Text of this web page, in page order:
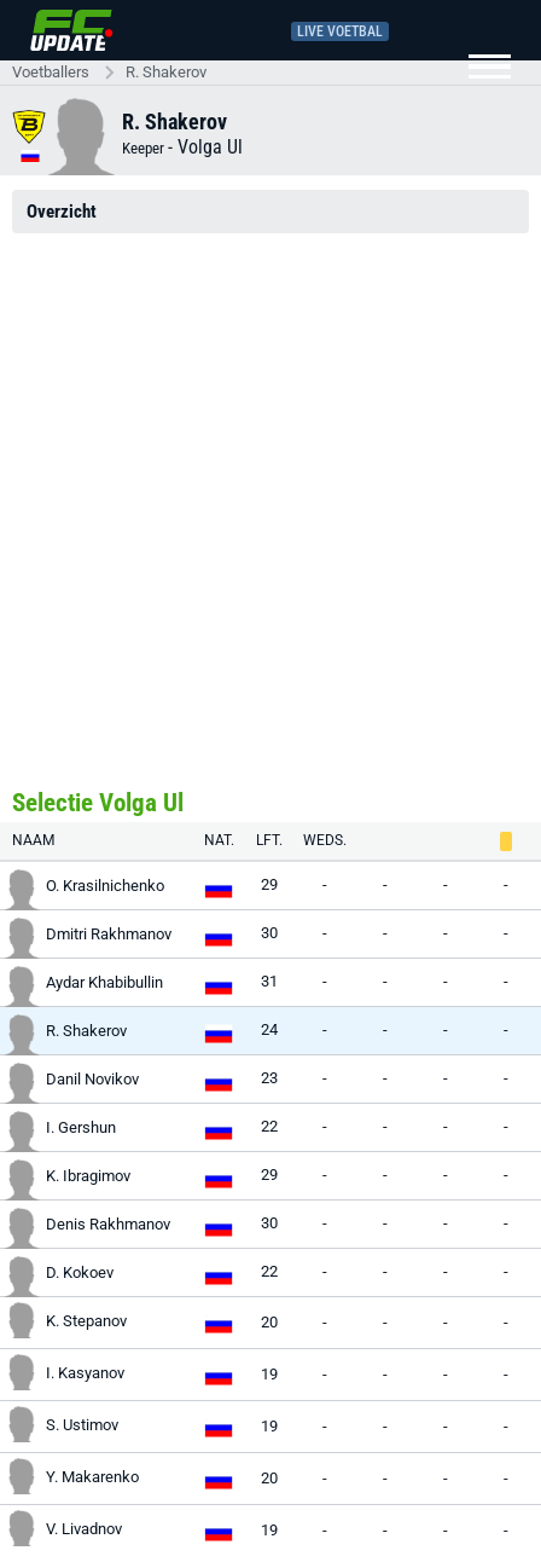
LIVE VOETBAL
Voetballers R. Shakerov
R. Shakerov
Keeper - Volga Ul
Overzicht
Selectie Volga Ul
NAAM NAT. LFT. WEDS.
O. Krasilnichenko 29 - - - -
Dmitri Rakhmanov 30 - - - -
Aydar Khabibullin 31 - - - -
R. Shakerov 24 - - - -
Danil Novikov 23 - - - -
I. Gershun 22 - - - -
K. Ibragimov 29 - - - -
Denis Rakhmanov 30 - - - -
D. Kokoev 22 - - - -
K. Stepanov 20 - - - -
I. Kasyanov 19 - - - -
S. Ustimov 19 - - - -
Y. Makarenko 20 - - - -
V. Livadnov 19 - - - -